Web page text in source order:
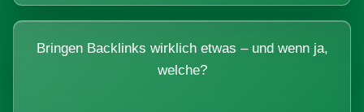
Bringen Backlinks wirklich etwas – und wenn ja,
welche?